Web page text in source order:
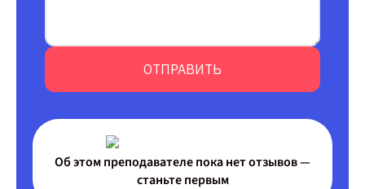
ОТПРАВИТЬ
Об этом преподавателе пока нет отзывов —
станьте первым